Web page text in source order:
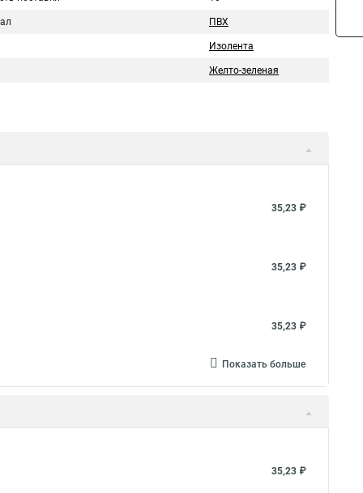
ПВХ
Изолента
Желто-зеленая
35,23 ₽
35,23 ₽
35,23 ₽
Показать больше
35,23 ₽